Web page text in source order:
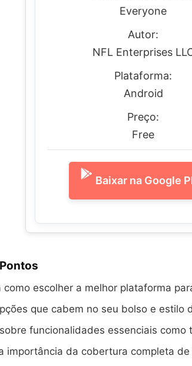
Everyone
Autor:
NFL Enterprises
Plataforma:
Android
Preço:
Free
Baixar na Google
como escolher a melhor plataforma
que cabem no seu bolso e estilo
funcionalidades essenciais como
importância da cobertura completa de